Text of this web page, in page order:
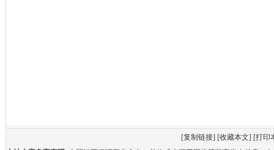
[复制链接] [收藏本文] [打印